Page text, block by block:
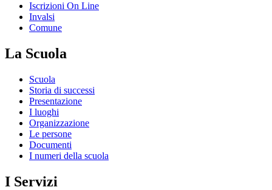
Iscrizioni On Line
Invalsi
Comune
La Scuola
Scuola
Storia di successi
Presentazione
I luoghi
Organizzazione
Le persone
Documenti
I numeri della scuola
I Servizi